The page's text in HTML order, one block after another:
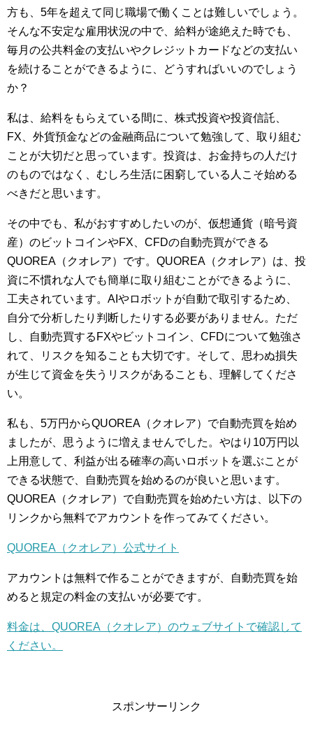
方も、5年を超えて同じ職場で働くことは難しいでしょう。
そんな不安定な雇用状況の中で、給料が途絶えた時でも、
毎月の公共料金の支払いやクレジットカードなどの支払い
を続けることができるように、どうすればいいのでしょう
か？
私は、給料をもらえている間に、株式投資や投資信託、
FX、外貨預金などの金融商品について勉強して、取り組む
ことが大切だと思っています。投資は、お金持ちの人だけ
のものではなく、むしろ生活に困窮している人こそ始める
べきだと思います。
その中でも、私がおすすめしたいのが、仮想通貨（暗号資
産）のビットコインやFX、CFDの自動売買ができる
QUOREA（クオレア）です。QUOREA（クオレア）は、投
資に不慣れな人でも簡単に取り組むことができるように、
工夫されています。AIやロボットが自動で取引するため、
自分で分析したり判断したりする必要がありません。ただ
し、自動売買するFXやビットコイン、CFDについて勉強さ
れて、リスクを知ることも大切です。そして、思わぬ損失
が生じて資金を失うリスクがあることも、理解してくださ
い。
私も、5万円からQUOREA（クオレア）で自動売買を始め
ましたが、思うように増えませんでした。やはり10万円以
上用意して、利益が出る確率の高いロボットを選ぶことが
できる状態で、自動売買を始めるのが良いと思います。
QUOREA（クオレア）で自動売買を始めたい方は、以下の
リンクから無料でアカウントを作ってみてください。
QUOREA（クオレア）公式サイト
アカウントは無料で作ることができますが、自動売買を始
めると規定の料金の支払いが必要です。
料金は、QUOREA（クオレア）のウェブサイトで確認して
ください。
スポンサーリンク